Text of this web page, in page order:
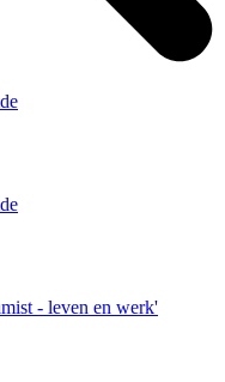
- leven en werk'